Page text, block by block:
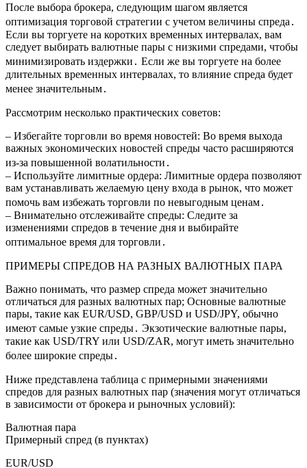
После выбора брокера, следующим шагом является
оптимизация торговой стратегии с учетом величины спреда․
Если вы торгуете на коротких временных интервалах, вам
следует выбирать валютные пары с низкими спредами, чтобы
минимизировать издержки․ Если же вы торгуете на более
длительных временных интервалах, то влияние спреда будет
менее значительным․
Рассмотрим несколько практических советов:
– Избегайте торговли во время новостей: Во время выхода
важных экономических новостей спреды часто расширяются
из-за повышенной волатильности․
– Используйте лимитные ордера: Лимитные ордера позволяют
вам устанавливать желаемую цену входа в рынок, что может
помочь вам избежать торговли по невыгодным ценам․
– Внимательно отслеживайте спреды: Следите за
изменениями спредов в течение дня и выбирайте
оптимальное время для торговли․
ПРИМЕРЫ СПРЕДОВ НА РАЗНЫХ ВАЛЮТНЫХ ПАРА
Важно понимать, что размер спреда может значительно
отличаться для разных валютных пар; Основные валютные
пары, такие как EUR/USD, GBP/USD и USD/JPY, обычно
имеют самые узкие спреды․ Экзотические валютные пары,
такие как USD/TRY или USD/ZAR, могут иметь значительно
более широкие спреды․
Ниже представлена таблица с примерными значениями
спредов для разных валютных пар (значения могут отличаться
в зависимости от брокера и рыночных условий):
Валютная пара
Примерный спред (в пунктах)
EUR/USD